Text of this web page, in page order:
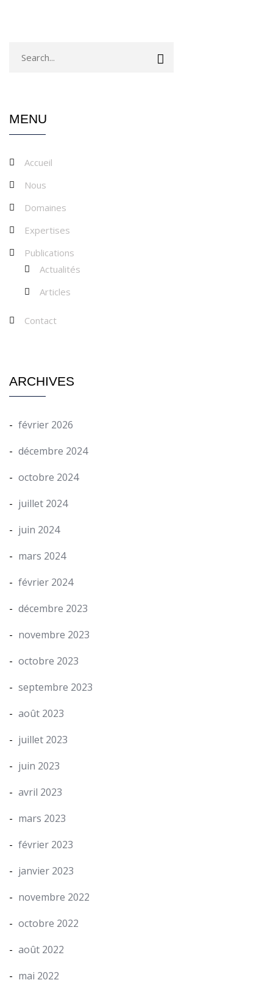
MENU
Accueil
Nous
Domaines
Expertises
Publications
Actualités
Articles
Contact
ARCHIVES
février 2026
décembre 2024
octobre 2024
juillet 2024
juin 2024
mars 2024
février 2024
décembre 2023
novembre 2023
octobre 2023
septembre 2023
août 2023
juillet 2023
juin 2023
avril 2023
mars 2023
février 2023
janvier 2023
novembre 2022
octobre 2022
août 2022
mai 2022